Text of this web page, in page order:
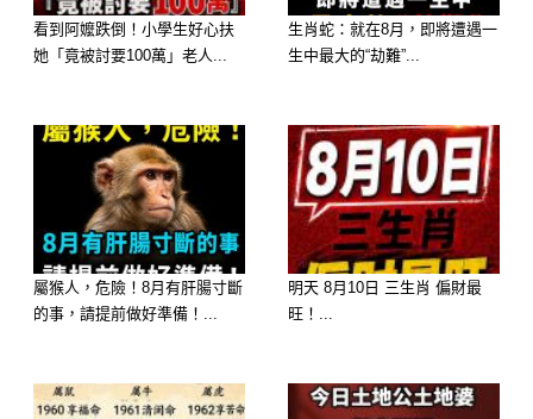
2026 運勢： 你的「偏財運」旺到擋不
資獲利、中獎，或是長輩、貴人給的驚
喜紅包。
看到阿嬤跌倒！小學生好心扶
她「竟被討要100萬」老人...
生肖蛇：就在8月，即將遭遇一
生中最大的“劫難”...
屬猴人，危險！8月有肝腸寸斷
的事，請提前做好準備！...
明天 8月10日 三生肖 偏財最
旺！...